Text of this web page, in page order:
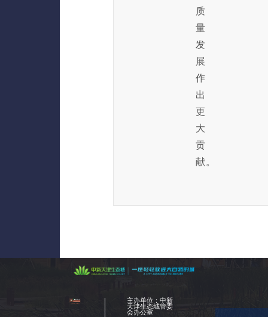
质
量
发
展
作
出
更
大
贡
献。
主办单位：中新
天津生态城管委
会办公室